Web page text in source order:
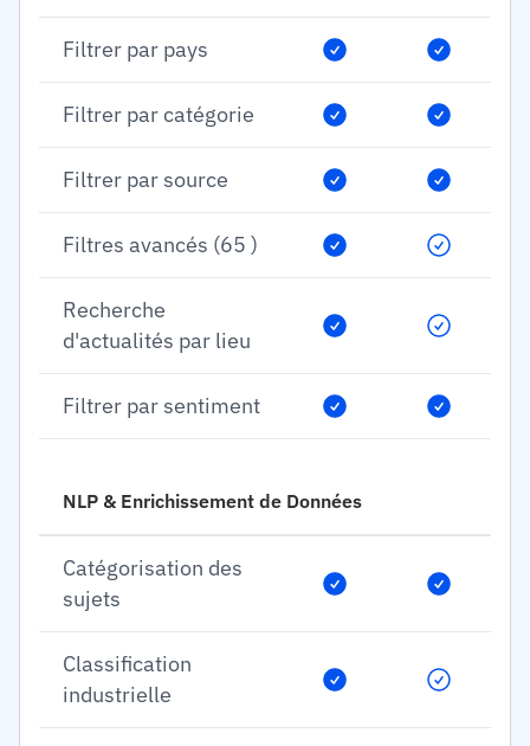
Filtrer par pays
Filtrer par catégorie
Filtrer par source
Filtres avancés (65 )
Recherche
d'actualités par lieu
Filtrer par sentiment
NLP & Enrichissement de Données
Catégorisation des
sujets
Classification
industrielle